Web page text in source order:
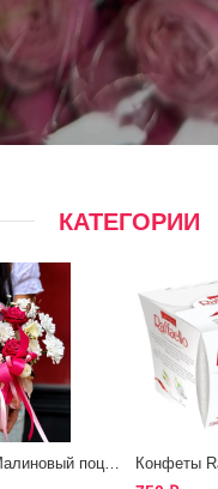
КАТЕГОРИИ
Конфеты